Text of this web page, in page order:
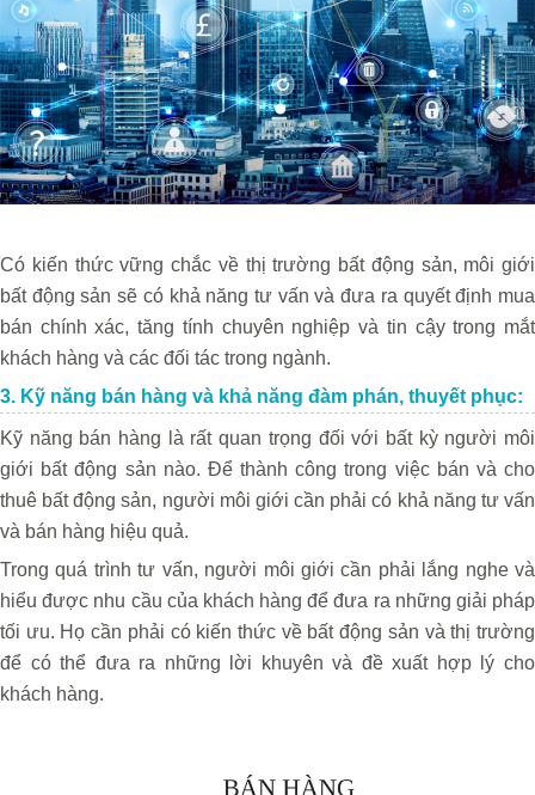
Có kiến thức vững chắc về thị trường bất động sản, môi giới
bất động sản sẽ có khả năng tư vấn và đưa ra quyết định mua
bán chính xác, tăng tính chuyên nghiệp và tin cậy trong mắt
khách hàng và các đối tác trong ngành.
3. Kỹ năng bán hàng và khả năng đàm phán, thuyết phục:
Kỹ năng bán hàng là rất quan trọng đối với bất kỳ người môi
giới bất động sản nào. Để thành công trong việc bán và cho
thuê bất động sản, người môi giới cần phải có khả năng tư vấn
và bán hàng hiệu quả.
Trong quá trình tư vấn, người môi giới cần phải lắng nghe và
hiểu được nhu cầu của khách hàng để đưa ra những giải pháp
tối ưu. Họ cần phải có kiến thức về bất động sản và thị trường
để có thể đưa ra những lời khuyên và đề xuất hợp lý cho
khách hàng.